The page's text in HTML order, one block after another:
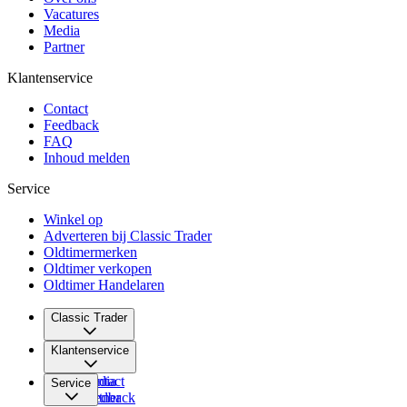
Vacatures
Media
Partner
Klantenservice
Contact
Feedback
FAQ
Inhoud melden
Service
Winkel op
Adverteren bij Classic Trader
Oldtimermerken
Oldtimer verkopen
Oldtimer Handelaren
Classic Trader
Over ons
Vacatures
Media
Partner
Klantenservice
Contact
Feedback
Service